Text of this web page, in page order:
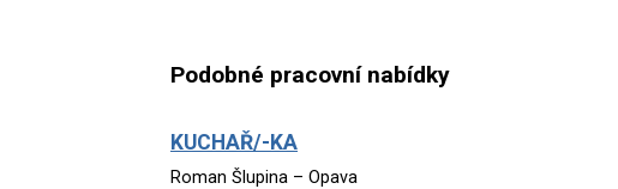
Podobné pracovní nabídky
KUCHAŘ/-KA
Roman Šlupina – Opava